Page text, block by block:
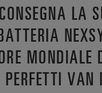
LA
MONDIALE
VAN